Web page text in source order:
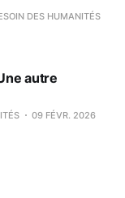
DES HUMANITÉS
autre
09 FÉVR. 2026